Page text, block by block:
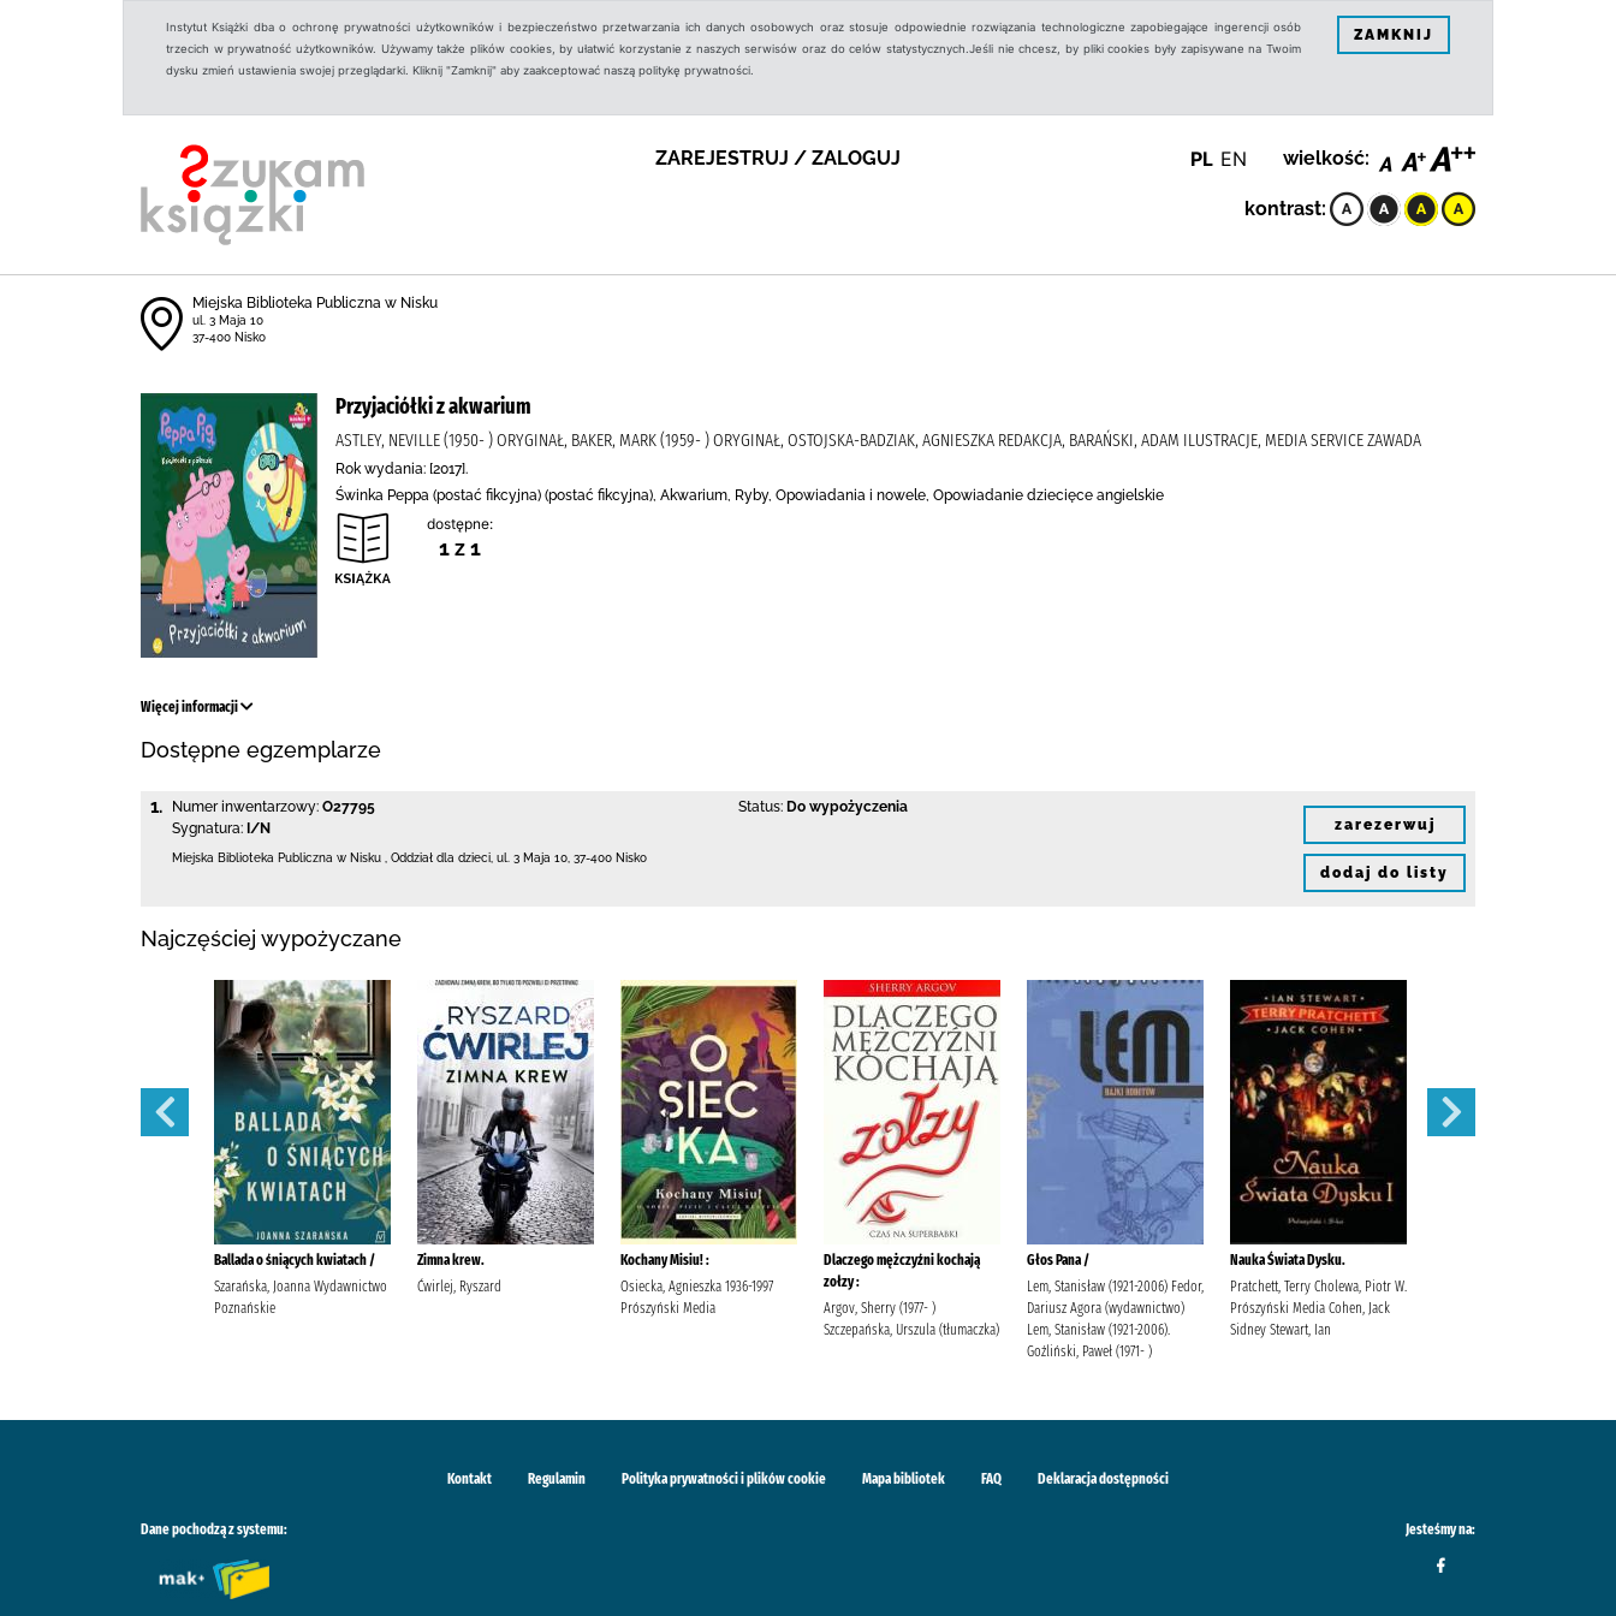
Instytut Książki dba o ochronę prywatności użytkowników i bezpieczeństwo przetwarzania ich danych osobowych oraz stosuje odpowiednie rozwiązania technologiczne zapobiegające ingerencji osób
trzecich w prywatność użytkowników. Używamy także plików cookies, by ułatwić korzystanie z naszych serwisów oraz do celów statystycznych.Jeśli nie chcesz, by pliki cookies były zapisywane na Twoim
dysku zmień ustawienia swojej przeglądarki. Kliknij "Zamknij" aby zaakceptować naszą politykę prywatności.
ZAMKNIJ
ZAREJESTRUJ / ZALOGUJ PL EN wielkość:
kontrast:
Miejska Biblioteka Publiczna w Nisku
ul. 3 Maja 10
37-400 Nisko
Przyjaciółki z akwarium
ASTLEY, NEVILLE (1950- ) ORYGINAŁ, BAKER, MARK (1959- ) ORYGINAŁ, OSTOJSKA-BADZIAK, AGNIESZKA REDAKCJA, BARAŃSKI, ADAM ILUSTRACJE, MEDIA SERVICE ZAWADA
Rok wydania: [2017].
Świnka Peppa (postać fikcyjna) (postać fikcyjna), Akwarium, Ryby, Opowiadania i nowele, Opowiadanie dziecięce angielskie
dostępne:
1 z 1
Więcej informacji
Dostępne egzemplarze
1. Numer inwentarzowy: O27795
Sygnatura: I/N
Status: Do wypożyczenia
Miejska Biblioteka Publiczna w Nisku Oddział dla dzieci, ul. 3 Maja 10 37-400 Nisko
zarezerwuj
dodaj do listy
Najczęściej wypożyczane
Ballada o śniących kwiatach /
Szarańska, Joanna Wydawnictwo
Poznańskie
Zimna krew.
Ćwirlej, Ryszard
Kochany Misiu! :
Osiecka, Agnieszka 1936-1997
Prószyński Media
Dlaczego mężczyźni kochają
zołzy :
Argov, Sherry (1977- )
Szczepańska, Urszula (tłumaczka)
Głos Pana /
Lem, Stanisław (1921-2006) Fedor,
Dariusz Agora (wydawnictwo)
Lem, Stanisław (1921-2006).
Goźliński, Paweł (1971- )
Nauka Świata Dysku.
Pratchett, Terry Cholewa, Piotr W.
Prószyński Media Cohen, Jack
Sidney Stewart, Ian
Kontakt Regulamin Polityka prywatności i plików cookie Mapa bibliotek FAQ Deklaracja dostępności
Dane pochodzą z systemu: Jesteśmy na: